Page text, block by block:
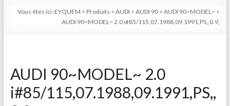
Vous êtes ici :EYQUEM > Produits >AUDI >AUDI 90 >AUDI 90~MODEL~ >
AUDI 90~MODEL~ 2.0 i#85/115,07.1988,09.1991,PS,,0.9,
AUDI 90~MODEL~ 2.0
i#85/115,07.1988,09.1991,PS,,